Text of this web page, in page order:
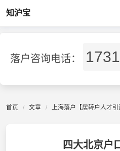
知沪宝
落户咨询电话：
首页 文章 上海落户【居转户人才引
四大北京户